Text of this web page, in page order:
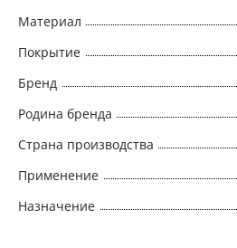
Материал
Покрытие
Бренд
Родина бренда
Страна производства
Применение
Назначение